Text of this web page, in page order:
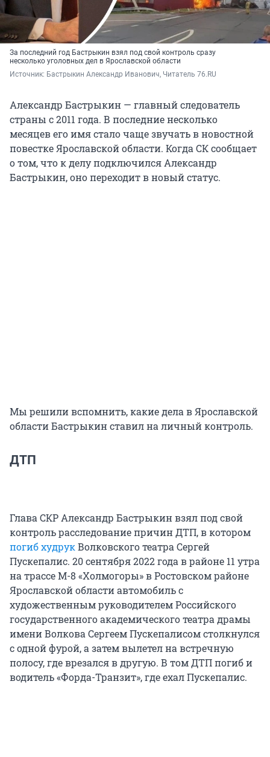
За последний год Бастрыкин взял под свой контроль сразу
несколько уголовных дел в Ярославской области
Источник: Бастрыкин Александр Иванович, Читатель 76.RU
Александр Бастрыкин — главный следователь
страны с 2011 года. В последние несколько
месяцев его имя стало чаще звучать в новостной
повестке Ярославской области. Когда СК сообщает
о том, что к делу подключился Александр
Бастрыкин, оно переходит в новый статус.
Мы решили вспомнить, какие дела в Ярославской
области Бастрыкин ставил на личный контроль.
ДТП
Глава СКР Александр Бастрыкин взял под свой
контроль расследование причин ДТП, в котором
погиб худрукВолковского театра Сергей
Пускепалис. 20 сентября 2022 года в районе 11 утра
на трассе М-8 «Холмогоры» в Ростовском районе
Ярославской области автомобиль с
художественным руководителем Российского
государственного академического театра драмы
имени Волкова Сергеем Пускепалисом столкнулся
с одной фурой, а затем вылетел на встречную
полосу, где врезался в другую. В том ДТП погиб и
водитель «Форда-Транзит», где ехал Пускепалис.